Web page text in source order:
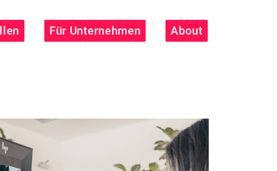
Für Unternehmen About